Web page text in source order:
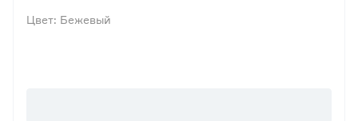
Цвет: Бежевый